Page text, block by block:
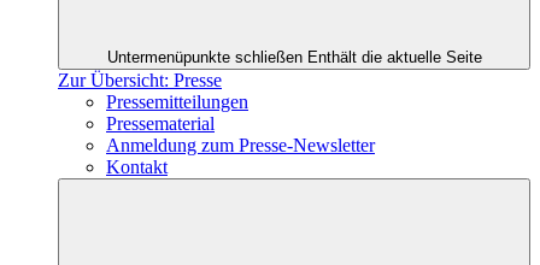
Untermenüpunkte schließen Enthält die aktuelle Seite
Zur Übersicht: Presse
Pressemitteilungen
Pressematerial
Anmeldung zum Presse-Newsletter
Kontakt